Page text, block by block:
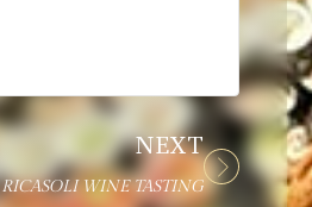
NEXT
RICASOLI WINE TASTING